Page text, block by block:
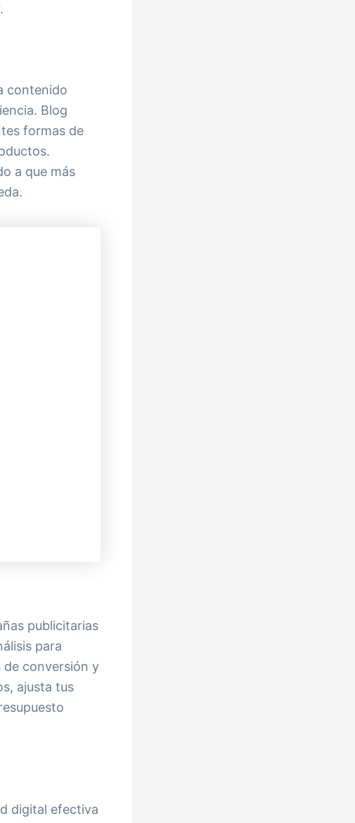
contenido
Blog
formas de
a que más
publicitarias
para
conversión y
ajusta tus
digital efectiva